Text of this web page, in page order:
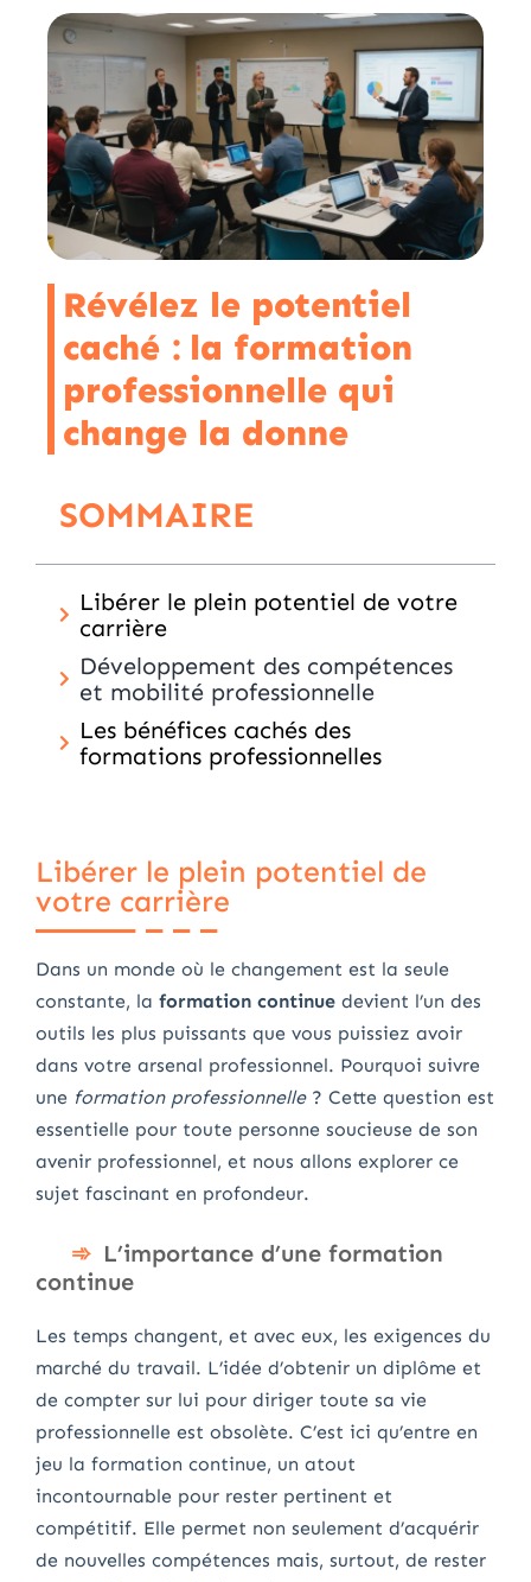
Révélez le potentiel
caché : la formation
professionnelle qui
change la donne
SOMMAIRE
Libérer le plein potentiel de votre
carrière
Développement des compétences
et mobilité professionnelle
Les bénéfices cachés des
formations professionnelles
Libérer le plein potentiel de
votre carrière
Dans un monde où le changement est la seule
constante, la formation continue devient l’un des
outils les plus puissants que vous puissiez avoir
dans votre arsenal professionnel. Pourquoi suivre
une formation professionnelle? Cette question est
essentielle pour toute personne soucieuse de son
avenir professionnel, et nous allons explorer ce
sujet fascinant en profondeur.
L’importance d’une formation
continue
Les temps changent, et avec eux, les exigences du
marché du travail. L’idée d’obtenir un diplôme et
de compter sur lui pour diriger toute sa vie
professionnelle est obsolète. C’est ici qu’entre en
jeu la formation continue, un atout
incontournable pour rester pertinent et
compétitif. Elle permet non seulement d’acquérir
de nouvelles compétences mais, surtout, de rester